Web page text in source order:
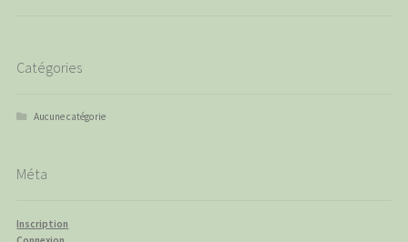
Catégories
Aucune catégorie
Méta
Inscription